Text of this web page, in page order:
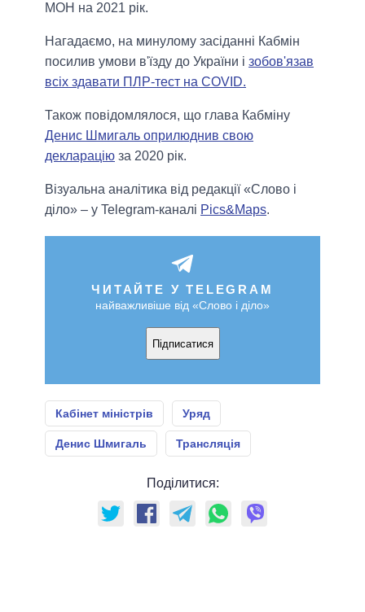
МОН на 2021 рік.
Нагадаємо, на минулому засіданні Кабмін
посилив умови в'їзду до України і зобов'язав
всіх здавати ПЛР-тест на COVID.
Також повідомлялося, що глава Кабміну
Денис Шмигаль оприлюднив свою
декларацію за 2020 рік.
Візуальна аналітика від редакції «Слово і
діло» – у Telegram-каналі Pics&Maps.
ЧИТАЙТЕ У TELEGRAM
найважливіше від «Слово і діло»
Підписатися
Кабінет міністрів Уряд
Денис Шмигаль Трансляція
Поділитися: